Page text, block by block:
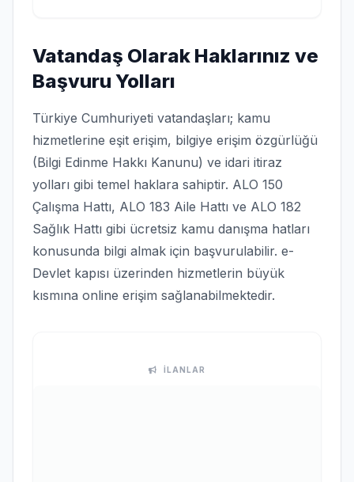
Vatandaş Olarak Haklarınız ve
Başvuru Yolları
Türkiye Cumhuriyeti vatandaşları; kamu
hizmetlerine eşit erişim, bilgiye erişim özgürlüğü
(Bilgi Edinme Hakkı Kanunu) ve idari itiraz
yolları gibi temel haklara sahiptir. ALO 150
Çalışma Hattı, ALO 183 Aile Hattı ve ALO 182
Sağlık Hattı gibi ücretsiz kamu danışma hatları
konusunda bilgi almak için başvurulabilir. e-
Devlet kapısı üzerinden hizmetlerin büyük
kısmına online erişim sağlanabilmektedir.
İLANLAR